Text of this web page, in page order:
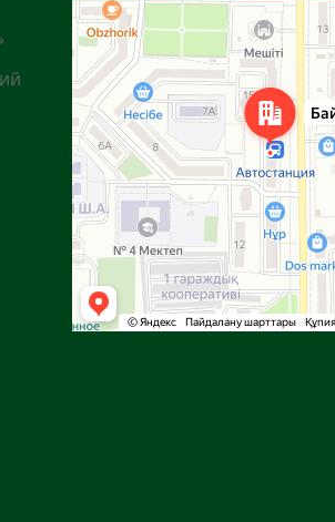
Алга
Улица Байтурсынова, 16 — Яндекс Карты